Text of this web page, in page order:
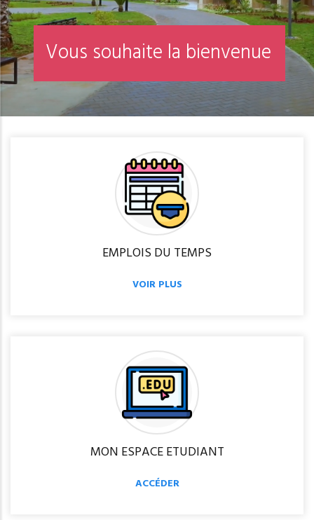
Vous souhaite la bienvenue
EMPLOIS DU TEMPS
VOIR PLUS
MON ESPACE ETUDIANT
ACCÉDER